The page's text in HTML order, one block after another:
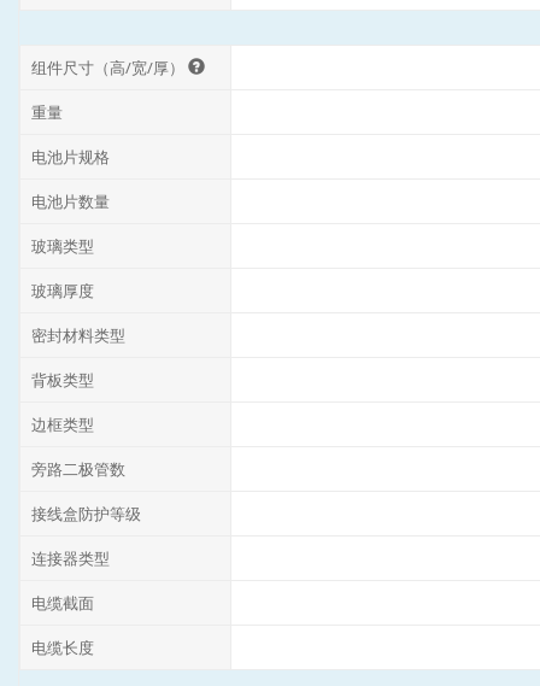
组件尺寸（高/宽/厚）
重量
电池片规格
电池片数量
玻璃类型
玻璃厚度
密封材料类型
背板类型
边框类型
旁路二极管数
接线盒防护等级
连接器类型
电缆截面
电缆长度